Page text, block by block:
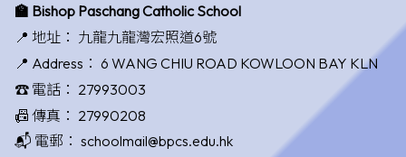
🏫 Bishop Paschang Catholic School
📍 地址： 九龍九龍灣宏照道6號
📍 Address： 6 WANG CHIU ROAD KOWLOON BAY KLN
☎️ 電話： 27993003
📠 傳真： 27990208
📬 電郵： schoolmail@bpcs.edu.hk